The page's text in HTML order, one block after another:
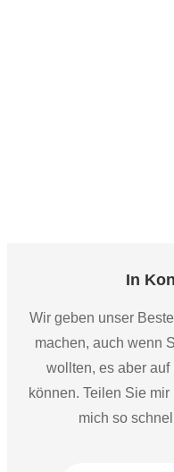
In
Wir geben unser
machen, auch wenn
wollten, es aber
können. Teilen Sie
mich so